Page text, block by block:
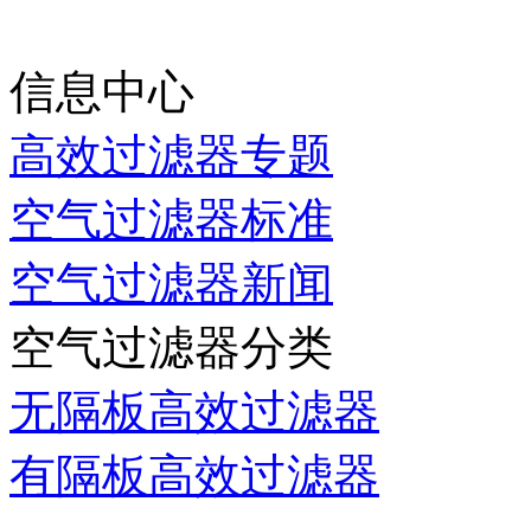
信息中心
高效过滤器专题
空气过滤器标准
空气过滤器新闻
空气过滤器分类
无隔板高效过滤器
有隔板高效过滤器